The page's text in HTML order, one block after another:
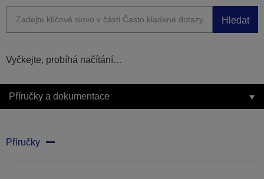
Hledat
Vyčkejte, probíhá načítání…
Příručky a dokumentace
Příručky